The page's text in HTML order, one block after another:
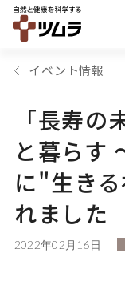
イベント情報
「長寿
と暮らす
に"生き
れました
2022年02月16日